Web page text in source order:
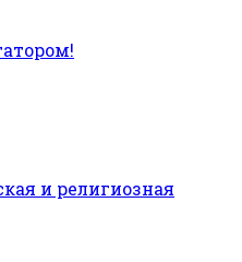
и религиозная